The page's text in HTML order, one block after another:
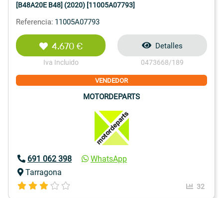
[B48A20E B48] (2020) [11005A07793]
Referencia: 11005A07793
4.670 €
Iva Incluido
Detalles
0473668/189
VENDEDOR
MOTORDEPARTS
691 062 398
WhatsApp
Tarragona
32